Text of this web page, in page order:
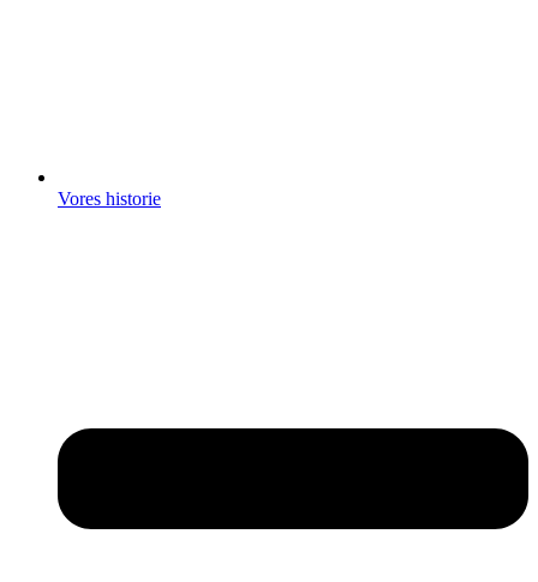
Vores historie